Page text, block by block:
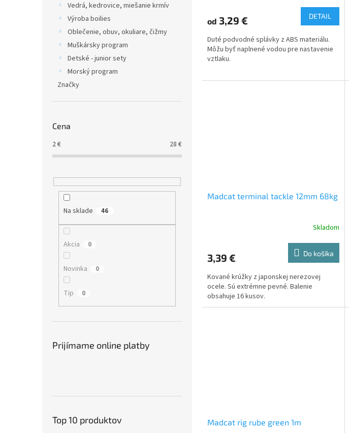
Vedrá, kedrovice, miešanie krmív
Výroba boilies
Oblečenie, obuv, okuliare, čižmy
Muškársky program
Detské - junior sety
Morský program
Značky
Cena
2€ 28 €
Na sklade 46
Akcia 0
Novinka 0
Tip 0
Prijímame online platby
Top 10 produktov
od 3,29 € DETAIL
Duté podvodné splávky z ABS materiálu.
Môžu byť naplnené vodou pre nastavenie
vztlaku.
Madcat terminal tackle 12mm 68kg
Skladom
3,39 € Do košíka
Kované krúžky z japonskej nerezovej
ocele. Sú extrémne pevné. Balenie
obsahuje 16 kusov.
Madcat rig rube green 1m